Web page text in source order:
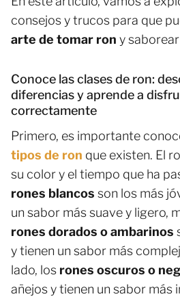
consejos y trucos para que
arte de tomar ron y
Conoce las clases de ron:
diferencias y aprende a
correctamente
Primero, es importante
tipos de ron que existen. El
su color y el tiempo que ha
rones blancos son los más
un sabor más suave y ligero,
rones dorados o ambarinos
y tienen un sabor más
lado, los rones oscuros o
añejos y tienen un sabor más